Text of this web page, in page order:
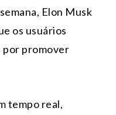
Elon Musk
os usuários
por promover
tempo real,